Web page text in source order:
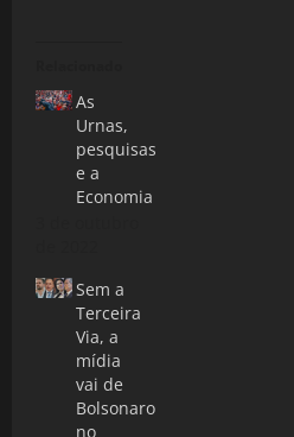
As
Urnas,
pesquisas
e a
Economia
Sem a
Terceira
Via, a
mídia
vai de
Bolsonaro
no